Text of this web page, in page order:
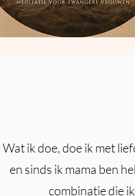
Wat ik doe, doe ik met
en sinds ik mama ben
combinatie die